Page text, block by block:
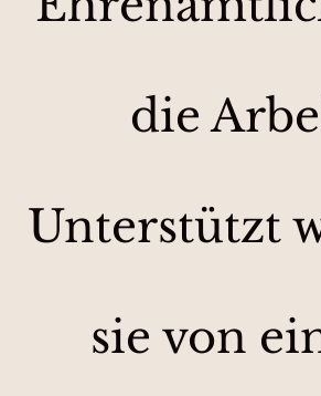
die
Unterstützt
sie von